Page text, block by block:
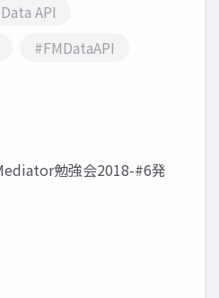
API
#FMDataAPI
勉強会2018-#6発